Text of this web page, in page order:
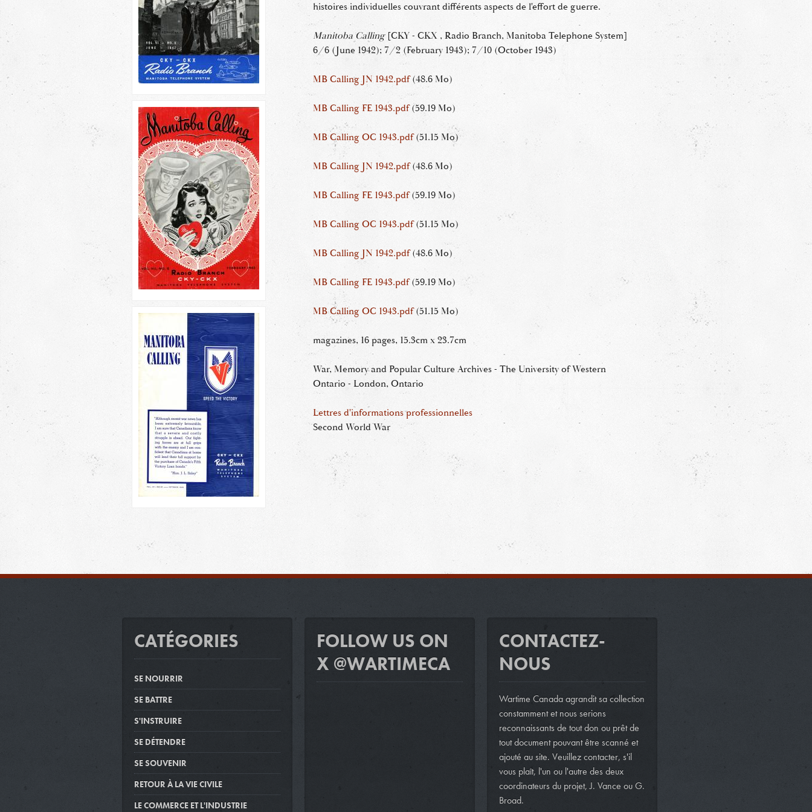
histoires individuelles couvrant différents aspects de l'effort de guerre.
Manitoba Calling[CKY - CKX , Radio Branch, Manitoba Telephone System]
6/6 (June 1942); 7/2 (February 1943); 7/10 (October 1943)
MB Calling JN 1942.pdf (48.6 Mo)
MB Calling FE 1943.pdf (59.19 Mo)
MB Calling OC 1943.pdf (51.15 Mo)
MB Calling JN 1942.pdf (48.6 Mo)
MB Calling FE 1943.pdf (59.19 Mo)
MB Calling OC 1943.pdf (51.15 Mo)
MB Calling JN 1942.pdf (48.6 Mo)
MB Calling FE 1943.pdf (59.19 Mo)
MB Calling OC 1943.pdf (51.15 Mo)
magazines, 16 pages, 15.3cm x 23.7cm
War, Memory and Popular Culture Archives - The University of Western
Ontario - London, Ontario
Lettres d'informations professionnelles
Second World War
CATÉGORIES
SE NOURRIR
SE BATTRE
S'INSTRUIRE
SE DÉTENDRE
SE SOUVENIR
RETOUR À LA VIE CIVILE
LE COMMERCE ET L'INDUSTRIE
FOLLOW US ON
X @WARTIMECA
CONTACTEZ-
NOUS
Wartime Canada agrandit sa collection
constamment et nous serions
reconnaissants de tout don ou prêt de
tout document pouvant être scanné et
ajouté au site. Veuillez contacter, s'il
vous plaît, l'un ou l'autre des deux
coordinateurs du projet, J. Vance ou G.
Broad.